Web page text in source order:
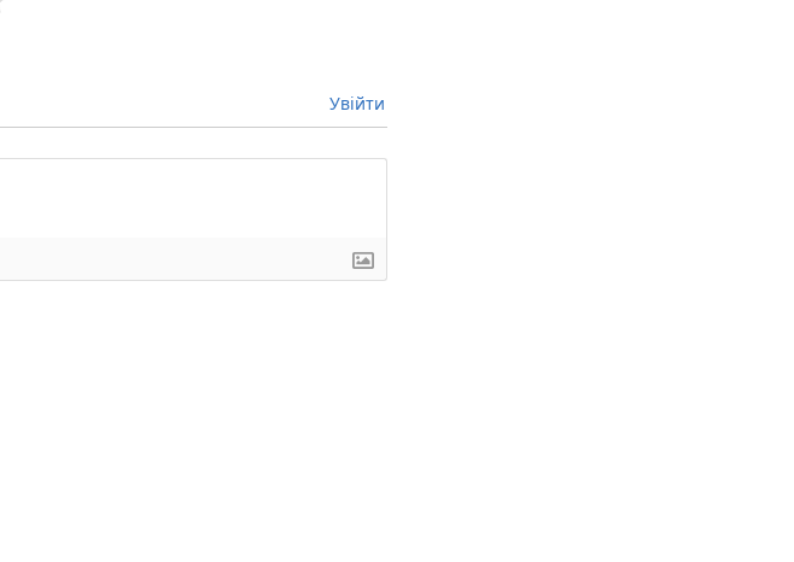
Увійти